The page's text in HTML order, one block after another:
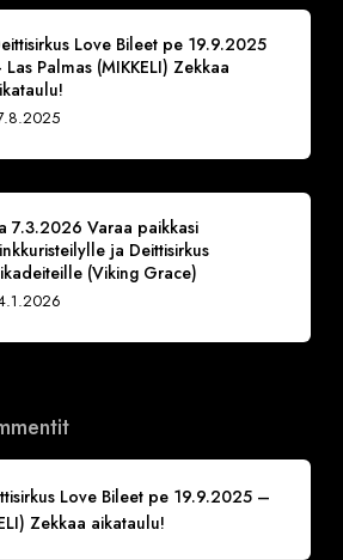
Love Bileet pe 19.9.2025
Las Palmas (MIKKELI) Zekkaa
7.3.2026 Varaa paikkasi
ja Deittisirkus
(Viking Grace)
Love Bileet pe 19.9.2025 –
Zekkaa aikataulu!